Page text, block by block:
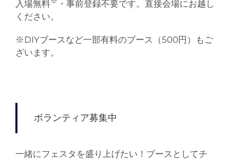
入場無料
・事前登録不要です。直接会場にお越し
ください。
※DIYブースなど一部有料のブース（500円）もご
ざいます。
ボランティア募集中
一緒にフェスタを盛り上げたい！ブースとしてチ